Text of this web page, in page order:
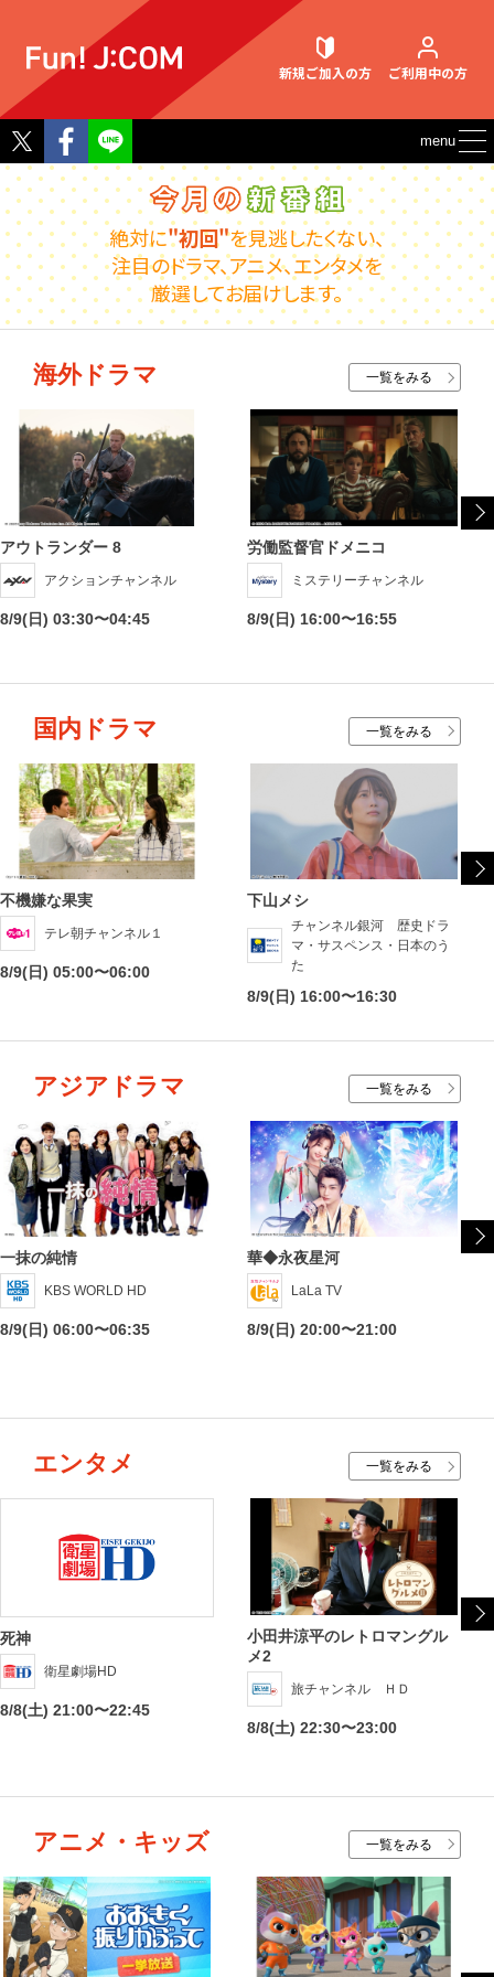
新規ご加入の方 ご利用中の方
契約内容確認・変更
お困りごと解決・よくあるご質問
Twitter
Facebook
menu
絶対に"初回"を見逃したくない、
注目のドラマ、アニメ、エンタメを
厳選してお届けします。
海外ドラマ 一覧をみる
アウトランダー 8
アクションチャンネル
8/9(日) 03:30〜04:45
労働監督官ドメニコ
ミステリーチャンネル
8/9(日) 16:00〜16:55
国内ドラマ 一覧をみる
不機嫌な果実
テレ朝チャンネル１
8/9(日) 05:00〜06:00
下山メシ
チャンネル銀河 歴史ドラ
マ・サスペンス・日本のう
た
8/9(日) 16:00〜16:30
アジアドラマ 一覧をみる
一抹の純情
KBS WORLD HD
8/9(日) 06:00〜06:35
華◆永夜星河
LaLa TV
8/9(日) 20:00〜21:00
エンタメ 一覧をみる
死神
衛星劇場HD
8/8(土) 21:00〜22:45
小田井涼平のレトロマングル
メ2
旅チャンネル ＨＤ
8/8(土) 22:30〜23:00
アニメ・キッズ 一覧をみる